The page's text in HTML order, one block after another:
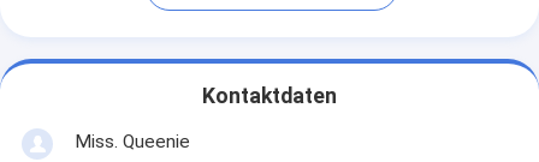
Kontaktdaten
Miss. Queenie